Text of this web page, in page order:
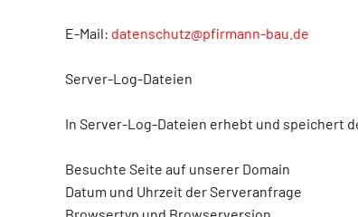
E-Mail: datenschutz@pfirmann-bau.de
Server-Log-Dateien
In Server-Log-Dateien erhebt und speichert
Besuchte Seite auf unserer Domain
Datum und Uhrzeit der Serveranfrage